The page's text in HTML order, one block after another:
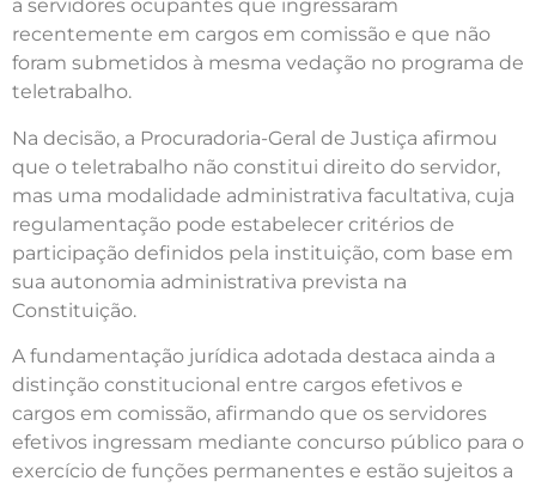
a servidores ocupantes que ingressaram
recentemente em cargos em comissão e que não
foram submetidos à mesma vedação no programa de
teletrabalho.
Na decisão, a Procuradoria-Geral de Justiça afirmou
que o teletrabalho não constitui direito do servidor,
mas uma modalidade administrativa facultativa, cuja
regulamentação pode estabelecer critérios de
participação definidos pela instituição, com base em
sua autonomia administrativa prevista na
Constituição.
A fundamentação jurídica adotada destaca ainda a
distinção constitucional entre cargos efetivos e
cargos em comissão, afirmando que os servidores
efetivos ingressam mediante concurso público para o
exercício de funções permanentes e estão sujeitos a